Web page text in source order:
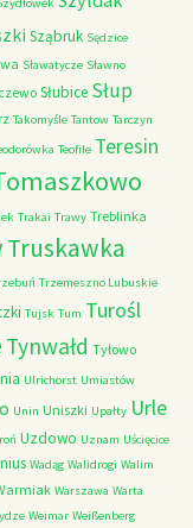
Sząbruk Sędzice
Sławatycze Sławno
Słubice Słup
Takomyśle Tantow Tarczyn
Teofile Teresin
Trakai Trawy Treblinka
Truskawka
Trzemeszno Lubuskie
Tujsk Tum Turośl
Tynwałd Tyłowo
Ulrichorst Umiastów
Unin Uniszki Upałty Urle
Uzdowo Uznam Uścięcice
Wadąg Walidrogi Walim
Warszawa Warta
Weimar Weißenberg